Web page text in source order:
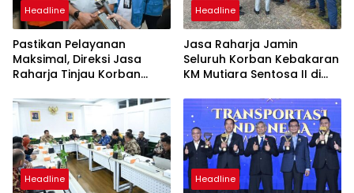
Headline
Pastikan Pelayanan
Maksimal, Direksi Jasa
Raharja Tinjau Korban
Sentosa II
Headline
Jasa Raharja Jamin
Seluruh Korban Kebakaran
KM Mutiara Sentosa II di
Headline Headline